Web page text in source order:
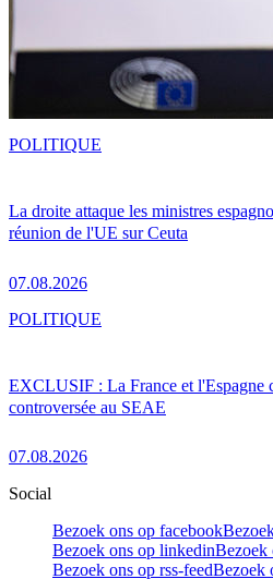
La droite attaque les ministres
réunion de l'UE sur Ceuta
07.08.2026
POLITIQUE
EXCLUSIF : La France et l'Espagne
controversée au SEAE
07.08.2026
POLITIQUE
Social
Bezoek ons op facebook
Bezoek ons op linkedinBezoek
Bezoek ons op rss-feedBezoek